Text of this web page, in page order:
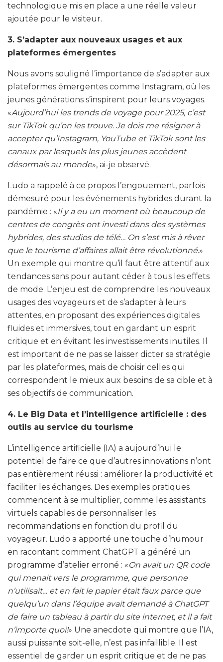
technologique mis en place a une réelle valeur
ajoutée pour le visiteur.
3. S’adapter aux nouveaux usages et aux
plateformes émergentes
Nous avons souligné l’importance de s’adapter aux
plateformes émergentes comme Instagram, où les
jeunes générations s’inspirent pour leurs voyages.
«Aujourd’hui les trends de voyage pour 2025, c’est
sur TikTok qu’on les trouve. Je dois me résigner à
accepter qu’Instagram, YouTube et TikTok sont les
canaux par lesquels les plus jeunes accèdent
désormais au monde», ai-je observé.
Ludo a rappelé à ce propos l’engouement, parfois
démesuré pour les événements hybrides durant la
pandémie : «Il y a eu un moment où beaucoup de
centres de congrès ont investi dans des systèmes
hybrides, des studios de télé… On s’est mis à rêver
que le tourisme d’affaires allait être révolutionné.»
Un exemple qui montre qu’il faut être attentif aux
tendances sans pour autant céder à tous les effets
de mode. L’enjeu est de comprendre les nouveaux
usages des voyageurs et de s’adapter à leurs
attentes, en proposant des expériences digitales
fluides et immersives, tout en gardant un esprit
critique et en évitant les investissements inutiles. Il
est important de ne pas se laisser dicter sa stratégie
par les plateformes, mais de choisir celles qui
correspondent le mieux aux besoins de sa cible et à
ses objectifs de communication.
4. Le Big Data et l’intelligence artificielle : des
outils au service du tourisme
L’intelligence artificielle (IA) a aujourd’hui le
potentiel de faire ce que d’autres innovations n’ont
pas entièrement réussi : améliorer la productivité et
faciliter les échanges. Des exemples pratiques
commencent à se multiplier, comme les assistants
virtuels capables de personnaliser les
recommandations en fonction du profil du
voyageur. Ludo a apporté une touche d’humour
en racontant comment ChatGPT a généré un
programme d’atelier erroné : «On avait un QR code
qui menait vers le programme, que personne
n’utilisait… et en fait le papier était faux parce que
quelqu’un dans l’équipe avait demandé à ChatGPT
de faire un tableau à partir du site internet, et il a fait
n’importe quoi!» Une anecdote qui montre que l’IA,
aussi puissante soit-elle, n’est pas infaillible. Il est
essentiel de garder un esprit critique et de ne pas